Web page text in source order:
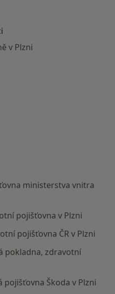
v Plzni
ministerstva vnitra
pojišťovna v Plzni
pojišťovna ČR v Plzni
pokladna, zdravotní
pojišťovna Škoda v Plzni